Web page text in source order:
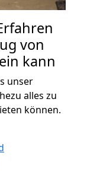
von
kann
unser
alles zu
können.